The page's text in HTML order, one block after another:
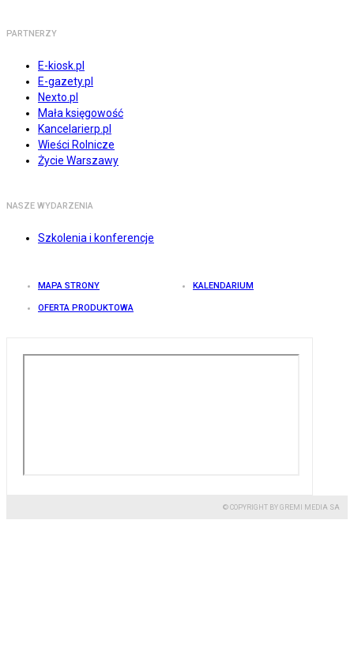
PARTNERZY
E-kiosk.pl
E-gazety.pl
Nexto.pl
Mała księgowość
Kancelarierp.pl
Wieści Rolnicze
Życie Warszawy
NASZE WYDARZENIA
Szkolenia i konferencje
MAPA STRONY KALENDARIUM
OFERTA PRODUKTOWA
© COPYRIGHT BY GREMI MEDIA SA